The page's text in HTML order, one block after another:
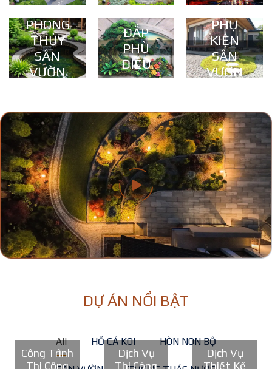
PHONG
THỦY
SÂN
VƯỜN
ĐẮP
PHÙ
ĐIÊU
PHỤ
KIỆN
SÂN
VƯỜN
DỰ ÁN NỔI BẬT
All HỒ CÁ KOI HÒN NON BỘ
Công Trình
Thi Công
Dịch Vụ
Thi Công
Dịch Vụ
Thiết Kế